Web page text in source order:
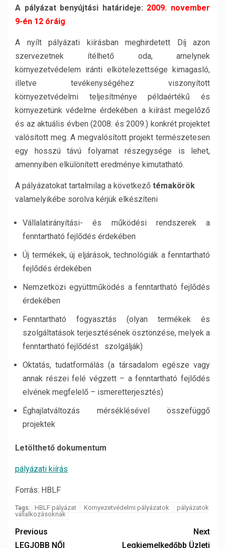
A pályázat benyújtási határideje: 2009. november
9-én 12 óráig
A nyílt pályázati kiírásban meghirdetett Díj azon
szervezetnek ítélhető oda, amelynek
környezetvédelem iránti elkötelezettsége kimagasló,
illetve tevékenységéhez viszonyított
környezetvédelmi teljesítménye példaértékű és
környezetünk védelme érdekében a kiírást megelőző
és az aktuális évben (2008. és 2009.) konkrét projektet
valósított meg. A megvalósított projekt természetesen
egy hosszú távú folyamat részegysége is lehet,
amennyiben elkülönített eredménye kimutatható.
A pályázatokat tartalmilag a következő témakörök
valamelyikébe sorolva kérjük elkészíteni
Vállalatirányítási- és működési rendszerek a
fenntartható fejlődés érdekében
Új termékek, új eljárások, technológiák a fenntartható
fejlődés érdekében
Nemzetközi együttműködés a fenntartható fejlődés
érdekében
Fenntartható fogyasztás (olyan termékek és
szolgáltatások terjesztésének ösztönzése, melyek a
fenntartható fejlődést szolgálják)
Oktatás, tudatformálás (a társadalom egésze vagy
annak részei felé végzett – a fenntartható fejlődés
elvének megfelelő – ismeretterjesztés)
Éghajlatváltozás mérséklésével összefüggő
projektek
Letölthető dokumentum
pályázati kiírás
Forrás: HBLF
Tags: HBLF pályázat Környezetvédelmi pályázatok
pályázatok
vállalkozásoknak
Previous
LEGJOBB NŐI
Next
Legkiemelkedőbb Üzleti